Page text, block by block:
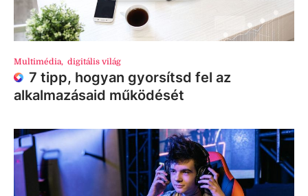
Multimédia, digitális világ
7 tipp, hogyan gyorsítsd fel az
alkalmazásaid működését